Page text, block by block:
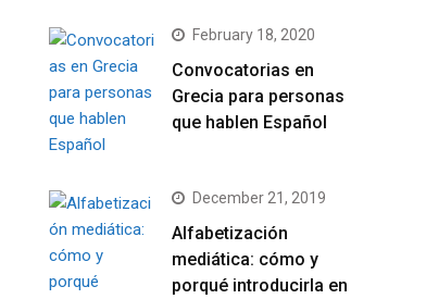
February 18, 2020
Convocatorias en
Grecia para personas
que hablen Español
December 21, 2019
Alfabetización
mediática: cómo y
porqué introducirla en